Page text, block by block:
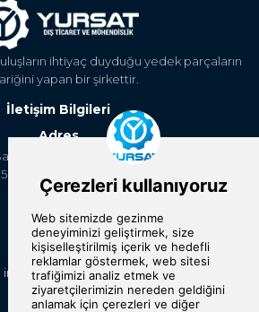
ihtiyaç duyduğu yedek parçaların
yapan bir şirkettir.
İletişim Bilgileri
Adres
Cad. 4. Kantar Sok. Asya Plaza Kat:5
Osmangazi/BURSA
+90 224 2400304
E-Posta
info@yursat.com.tr
Bizi Takip Edin